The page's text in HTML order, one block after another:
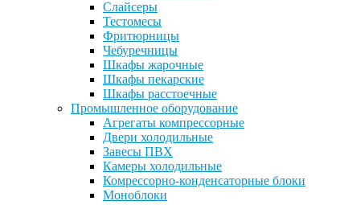
Слайсеры
Тестомесы
Фритюрницы
Чебуречницы
Шкафы жарочные
Шкафы пекарские
Шкафы расстоечные
Промышленное оборудование
Агрегаты компрессорные
Двери холодильные
Завесы ПВХ
Камеры холодильные
Комрессорно-конденсаторные блоки
Моноблоки